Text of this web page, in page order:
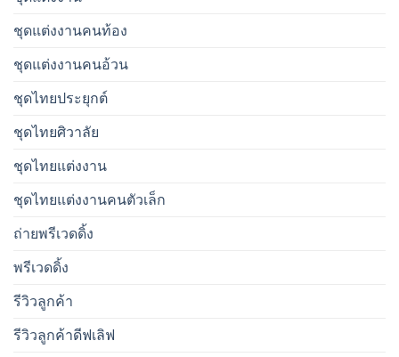
ชุดแต่งงานคนท้อง
ชุดแต่งงานคนอ้วน
ชุดไทยประยุกต์
ชุดไทยศิวาลัย
ชุดไทยแต่งงาน
ชุดไทยแต่งงานคนตัวเล็ก
ถ่ายพรีเวดดิ้ง
พรีเวดดิ้ง
รีวิวลูกค้า
รีวิวลูกค้าดีฟเลิฟ